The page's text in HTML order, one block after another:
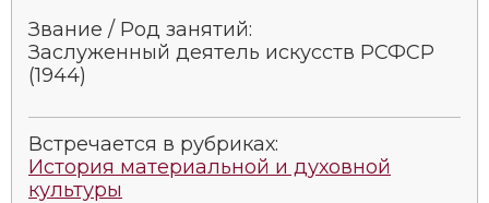
Звание / Род занятий:
Заслуженный де­ятель ис­кусств РСФСР
(1944)
Встречается в рубриках:
История материальной и духовной
культуры